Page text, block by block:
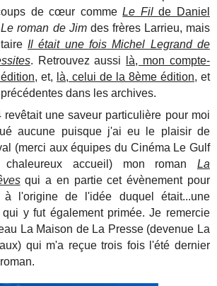
de cœur commeLe Filde Daniel
Le roman de Jim des frères Larrieu, mais
Il était une fois Michel Legrand de
. Retrouvez aussi
là, mon compte-
, et, là, celui de la 8ème édition, et
dans les archives.
une saveur particulière pour moi
aucune puisque j'ai eu le plaisir de
(merci aux équipes du Cinéma Le Gulf
accueil) mon roman La
qui a en partie cet évènement pour
l'origine de l'idée duquel était...une
y fut également primée. Je remercie
La Maison de La Presse (devenue La
qui m'a reçue trois fois l'été dernier